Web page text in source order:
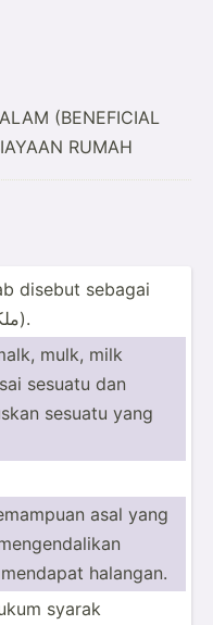
(BENEFICIAL
RUMAH
disebut sebagai
milk (ملك) atau milkiyyah (ملكية).
mulk, milk
sesuatu dan
sesuatu yang
asal yang
halangan.
syarak